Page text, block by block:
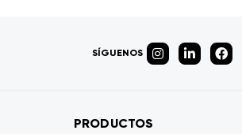
SÍGUENOS
PRODUCTOS